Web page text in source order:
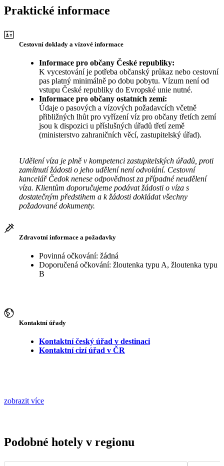
Praktické informace
Cestovní doklady a vízové informace
Informace pro občany České republiky:
K vycestování je potřeba občanský průkaz nebo cestovní
pas platný minimálně po dobu pobytu. Vízum není od
vstupu České republiky do Evropské unie nutné.
Informace pro občany ostatních zemí:
Údaje o pasových a vízových požadavcích včetně
přibližných lhůt pro vyřízení víz pro občany třetích zemí
jsou k dispozici u příslušných úřadů třetí země
(ministerstvo zahraničních věcí, zastupitelský úřad).
Udělení víza je plně v kompetenci zastupitelských úřadů, proti
zamítnutí žádosti o jeho udělení není odvolání. Cestovní
kancelář Čedok nenese odpovědnost za případné neudělení
víza. Klientům doporučujeme podávat žádosti o víza s
dostatečným předstihem a k žádosti dokládat všechny
požadované dokumenty.
Zdravotní informace a požadavky
Povinná očkování: žádná
Doporučená očkování: žloutenka typu A, žloutenka typu
B
Kontaktní úřady
Kontaktní český úřad v destinaci
Kontaktní cizí úřad v ČR
zobrazit více
Podobné hotely v regionu